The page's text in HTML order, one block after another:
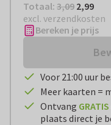
Totaal: € 2,99
Totaal: 3,09 2,99
excl. verzendkosten
Bereken je prijs
Voor 21:00 uur
Meer kaarten =
Ontvang GRATIS
plaats direct je